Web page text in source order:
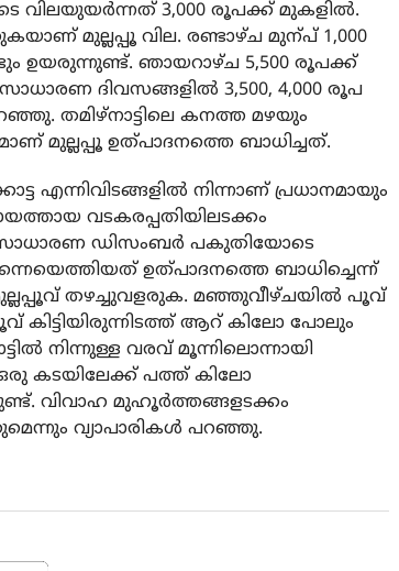
വിലയുയര്‍ന്നത് 3,000 രൂപക്ക് മുകളില്‍.
മുല്ലപ്പൂ വില. രണ്ടാഴ്ച മുന്പ് 1,000
ഉയരുന്നുണ്ട്. ഞായറാഴ്ച 5,500 രൂപക്ക്
ദിവസങ്ങളില്‍ 3,500, 4,000 രൂപ
തമിഴ്‌നാട്ടിലെ കനത്ത മഴയും
മുല്ലപ്പൂ ഉത്പാദനത്തെ ബാധിച്ചത്.
എന്നിവിടങ്ങളില്‍ നിന്നാണ് പ്രധാനമായും
വടകരപ്പതിയിലടക്കം
സാധാരണ ഡിസംബര്‍ പകുതിയോടെ
ഉത്പാദനത്തെ ബാധിച്ചെന്ന്
തഴച്ചുവളരുക. മഞ്ഞുവീഴ്ചയില്‍ പൂവ്
കിട്ടിയിരുന്നിടത്ത് ആറ് കിലോ പോലും
നിന്നുള്ള വരവ് മൂന്നിലൊന്നായി
കടയിലേക്ക് പത്ത് കിലോ
വിവാഹ മുഹൂര്‍ത്തങ്ങളടക്കം
വ്യാപാരികൾ പറഞ്ഞു.